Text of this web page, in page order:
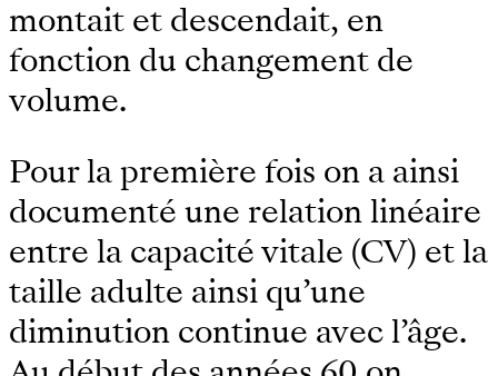
montait et descendait, en
fonction du changement de
volume.
Pour la première fois on a ainsi
documenté une relation linéaire
entre la capacité vitale (CV) et la
taille adulte ainsi qu’une
diminution continue avec l’âge.